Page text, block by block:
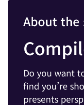
About the
Do you want
find you’re
presents